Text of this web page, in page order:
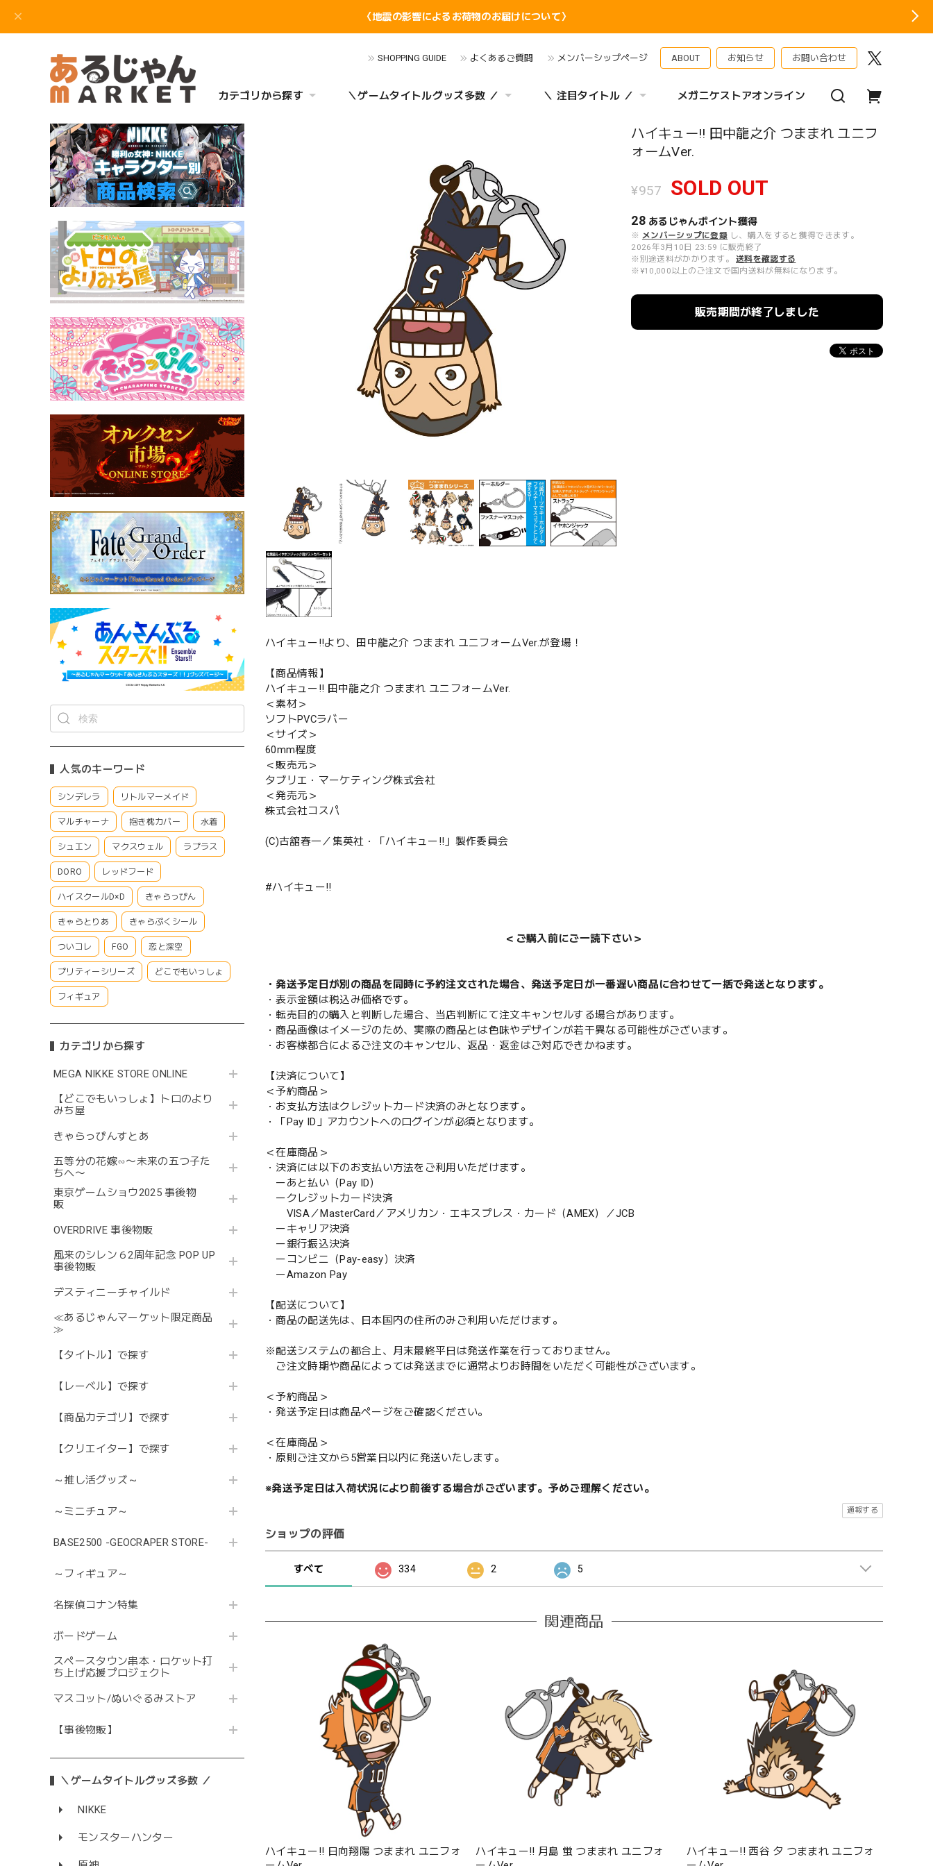
〈地震の影響によるお荷物のお届けについて〉
SHOPPING GUIDE よくあるご質問 メンバーシップページ ABOUT お知らせ お問い合わせ
カテゴリから探す ＼ゲームタイトルグッズ多数 ／ ＼ 注目タイトル ／ メガニケストアオンライン
人気のキーワード
シンデレラ リトルマーメイド
マルチャーナ 抱き枕カバー 水着
シュエン マクスウェル ラプラス
DORO レッドフード
ハイスクールD×D きゃらっぴん
きゃらとりあ きゃらぷくシール
ついコレ FGO 恋と深空
プリティーシリーズ どこでもいっしょ
フィギュア
カテゴリから探す
MEGA NIKKE STORE ONLINE
【どこでもいっしょ】トロのより
みち屋
きゃらっぴんすとあ
五等分の花嫁∽〜未来の五つ子た
ちへ〜
東京ゲームショウ2025 事後物
販
OVERDRIVE 事後物販
風来のシレン６2周年記念 POP UP
事後物販
デスティニーチャイルド
≪あるじゃんマーケット限定商品
≫
【タイトル】で探す
【レーベル】で探す
【商品カテゴリ】で探す
【クリエイター】で探す
～推し活グッズ～
～ミニチュア～
BASE2500 -GEOCRAPER STORE-
～フィギュア～
名探偵コナン特集
ボードゲーム
スペースタウン串本・ロケット打
ち上げ応援プロジェクト
マスコット/ぬいぐるみストア
【事後物販】
＼ゲームタイトルグッズ多数 ／
NIKKE
モンスターハンター
ハイキュー!! 田中龍之介 つままれ ユニフ
ォームVer.
¥957 SOLD OUT
28 あるじゃんポイント獲得
※ メンバーシップに登録 し、購入をすると獲得できます。
2026年3月10日 23:59 に販売終了
※別途送料がかかります。
送料を確認する
※¥10,000以上のご注文で国内送料が無料になります。
販売期間が終了しました
ハイキュー!!より、田中龍之介 つままれ ユニフォームVer.が登場！
【商品情報】
ハイキュー!! 田中龍之介 つままれ ユニフォームVer.
＜素材＞
ソフトPVCラバー
＜サイズ＞
60mm程度
＜販売元＞
タブリエ・マーケティング株式会社
＜発売元＞
株式会社コスパ
(C)古舘春一／集英社・「ハイキュー!!」製作委員会
#ハイキュー!!
＜ご購入前にご一読下さい＞
・発送予定日が別の商品を同時に予約注文された場合、発送予定日が一番遅い商品に合わせて一括で発送となります。
・表示金額は税込み価格です。
・転売目的の購入と判断した場合、当店判断にて注文キャンセルする場合があります。
・商品画像はイメージのため、実際の商品とは色味やデザインが若干異なる可能性がございます。
・お客様都合によるご注文のキャンセル、返品・返金はご対応できかねます。
【決済について】
＜予約商品＞
・お支払方法はクレジットカード決済のみとなります。
・「Pay ID」アカウントへのログインが必須となります。
＜在庫商品＞
・決済には以下のお支払い方法をご利用いただけます。
ーあと払い（Pay ID）
ークレジットカード決済
VISA／MasterCard／アメリカン・エキスプレス・カード（AMEX）／JCB
ーキャリア決済
ー銀行振込決済
ーコンビニ（Pay-easy）決済
ーAmazon Pay
【配送について】
・商品の配送先は、日本国内の住所のみご利用いただけます。
※配送システムの都合上、月末最終平日は発送作業を行っておりません。
ご注文時期や商品によっては発送までに通常よりお時間をいただく可能性がございます。
＜予約商品＞
・発送予定日は商品ページをご確認ください。
＜在庫商品＞
・原則ご注文から5営業日以内に発送いたします。
※発送予定日は入荷状況により前後する場合がございます。予めご理解ください。
通報する
ショップの評価
すべて 334 2 5
関連商品
ハイキュー!! 日向翔陽 つままれ ユニフォ
ハイキュー!! 月島 蛍 つままれ ユニフォ
ハイキュー!! 西谷 夕 つままれ ユニフォ